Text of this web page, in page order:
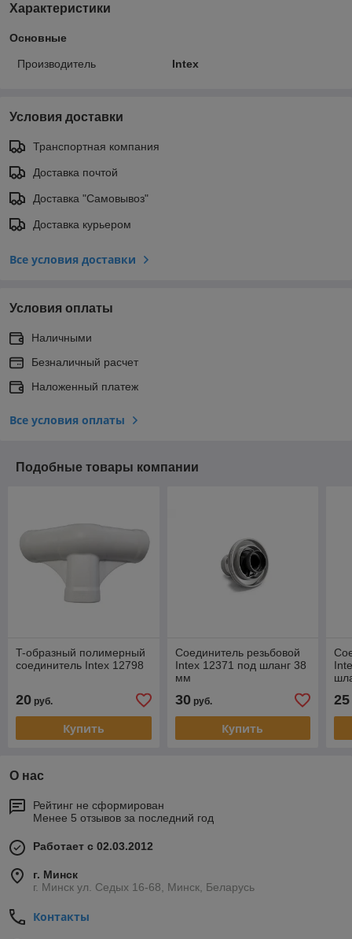
Характеристики
Основные
Производитель Intex
Условия доставки
Транспортная компания
Доставка почтой
Доставка "Самовывоз"
Доставка курьером
Все условия доставки
Условия оплаты
Наличными
Безналичный расчет
Наложенный платеж
Все условия оплаты
Подобные товары компании
T-образный полимерный
соединитель Intex 12798
20 руб.
Купить
Соединитель резьбовой
Intex 12371 под шланг 38
мм
30руб.
Купить
25
О нас
Рейтинг не сформирован
Менее 5 отзывов за последний год
Работает с 02.03.2012
г. Минск
г. Минск ул. Седых 16-68, Минск, Беларусь
Контакты